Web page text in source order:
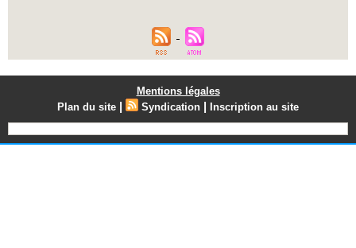
Mentions légales
Plan du site | Syndication | Inscription au site